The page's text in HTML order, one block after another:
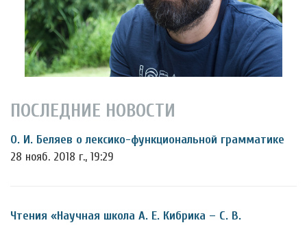
ПОСЛЕДНИЕ НОВОСТИ
О. И. Беляев о лексико-функциональной грамматике
28 нояб. 2018 г., 19:29
Чтения «Научная школа А. Е. Кибрика – С. В.